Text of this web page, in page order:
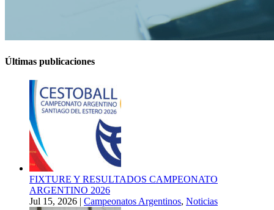
Últimas publicaciones
FIXTURE Y RESULTADOS CAMPEONATO
ARGENTINO 2026
Jul 15, 2026 | Campeonatos Argentinos, Noticias